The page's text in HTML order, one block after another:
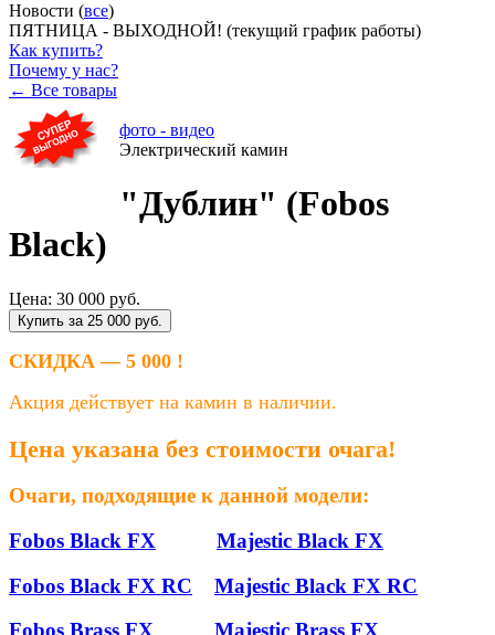
Новости (все)
ПЯТНИЦА - ВЫХОДНОЙ! (текущий график работы)
Как купить?
Почему у нас?
← Все товары
фото - видео
Электрический камин
"Дублин" (Fobos
Black)
Цена: 30 000 руб.
Купить за 25 000 руб.
СКИДКА — 5 000 !
Акция действует на камин в наличии.
Цена указана без стоимости очага!
Очаги, подходящие к данной модели:
Fobos Black FX
Majestic Black FX
Fobos Black FX RC
Majestic Black FX RC